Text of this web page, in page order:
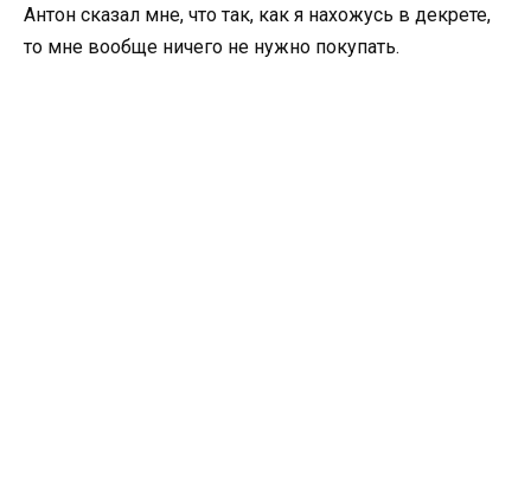
Антон сказал мне, что так, как я нахожусь в декрете,
то мне вообще ничего не нужно покупать.